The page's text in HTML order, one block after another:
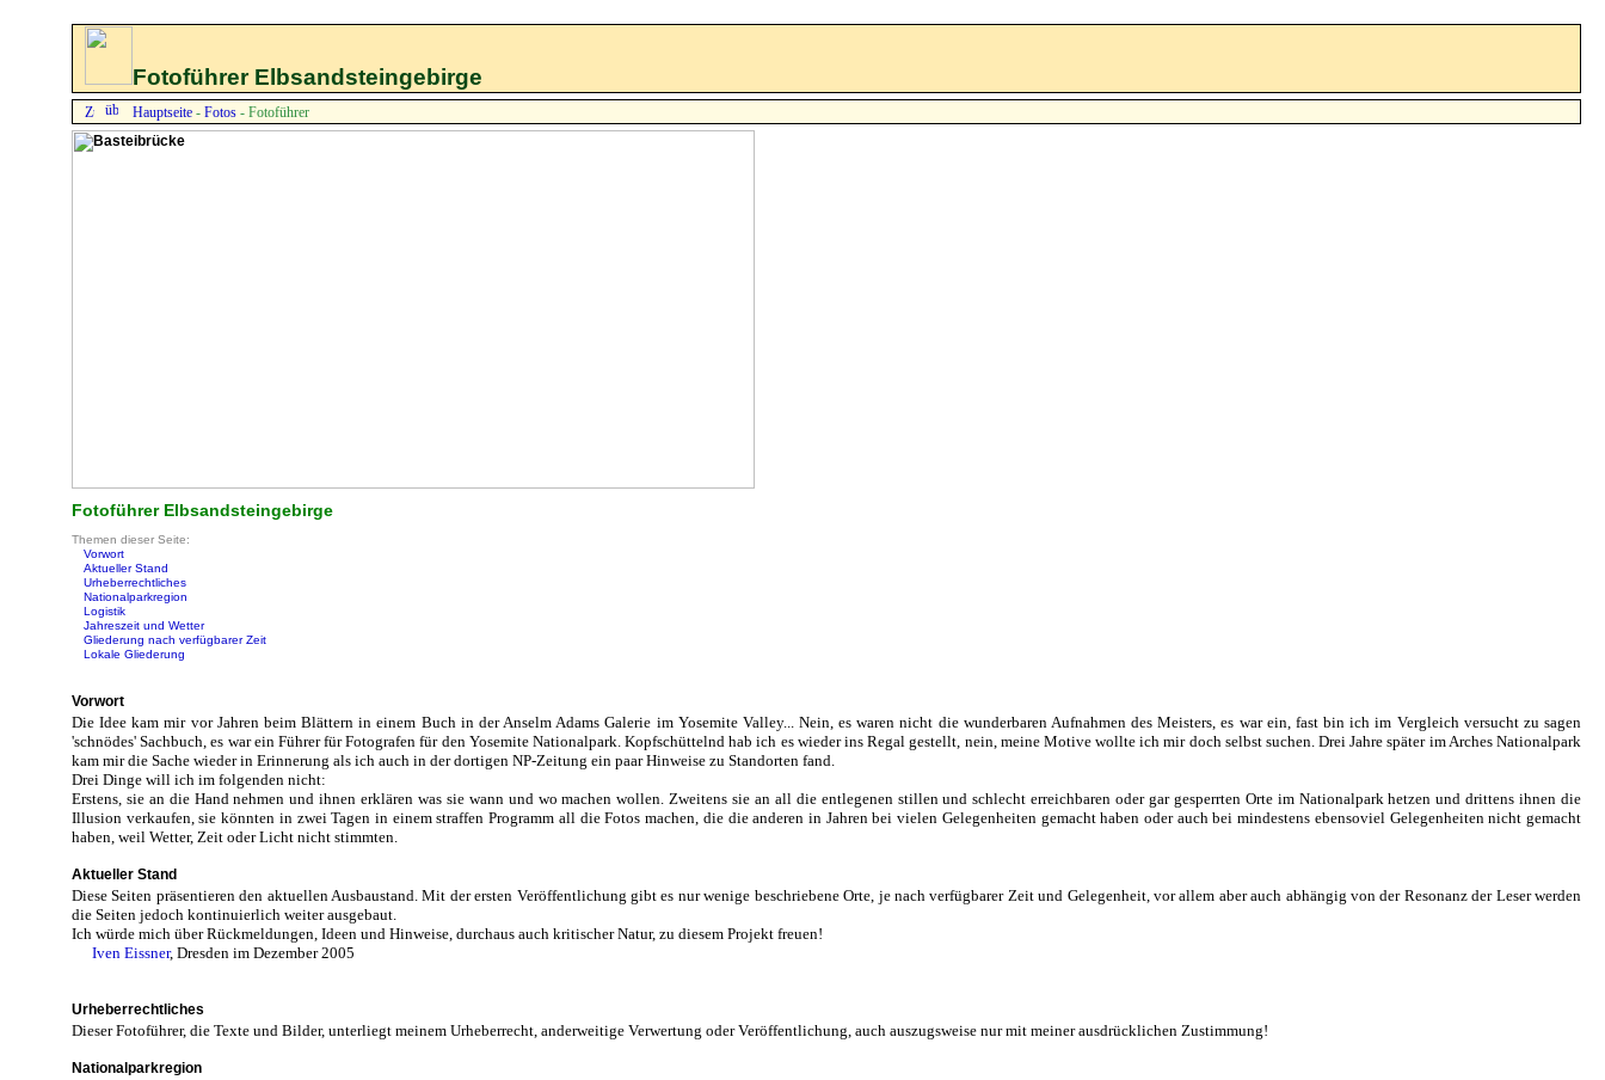
Fotoführer Elbsandsteingebirge
Hauptseite - Fotos - Fotoführer
Fotoführer Elbsandsteingebirge
Themen dieser Seite:
Vorwort
Aktueller Stand
Urheberrechtliches
Nationalparkregion
Logistik
Jahreszeit und Wetter
Gliederung nach verfügbarer Zeit
Lokale Gliederung
Vorwort
Die Idee kam mir vor Jahren beim Blättern in einem Buch in der Anselm Adams Galerie im Yosemite Valley... Nein, es waren nicht die wunderbaren Aufnahmen des Meisters, es war ein, fast bin ich im Vergleich versucht zu sagen
'schnödes' Sachbuch, es war ein Führer für Fotografen für den Yosemite Nationalpark. Kopfschüttelnd hab ich es wieder ins Regal gestellt, nein, meine Motive wollte ich mir doch selbst suchen. Drei Jahre später im Arches Nationalpark
kam mir die Sache wieder in Erinnerung als ich auch in der dortigen NP-Zeitung ein paar Hinweise zu Standorten fand.
Drei Dinge will ich im folgenden nicht:
Erstens, sie an die Hand nehmen und ihnen erklären was sie wann und wo machen wollen. Zweitens sie an all die entlegenen stillen und schlecht erreichbaren oder gar gesperrten Orte im Nationalpark hetzen und drittens ihnen die
Illusion verkaufen, sie könnten in zwei Tagen in einem straffen Programm all die Fotos machen, die die anderen in Jahren bei vielen Gelegenheiten gemacht haben oder auch bei mindestens ebensoviel Gelegenheiten nicht gemacht
haben, weil Wetter, Zeit oder Licht nicht stimmten.
Aktueller Stand
Diese Seiten präsentieren den aktuellen Ausbaustand. Mit der ersten Veröffentlichung gibt es nur wenige beschriebene Orte, je nach verfügbarer Zeit und Gelegenheit, vor allem aber auch abhängig von der Resonanz der Leser werden
die Seiten jedoch kontinuierlich weiter ausgebaut.
Ich würde mich über Rückmeldungen, Ideen und Hinweise, durchaus auch kritischer Natur, zu diesem Projekt freuen!
Iven Eissner, Dresden im Dezember 2005
Urheberrechtliches
Dieser Fotoführer, die Texte und Bilder, unterliegt meinem Urheberrecht, anderweitige Verwertung oder Veröffentlichung, auch auszugsweise nur mit meiner ausdrücklichen Zustimmung!
Nationalparkregion